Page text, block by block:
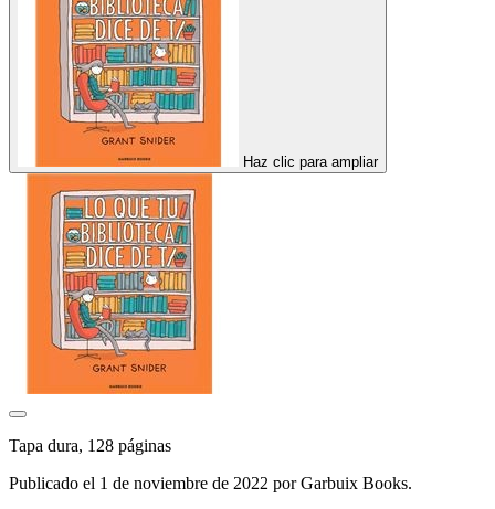
Haz clic para ampliar
Tapa dura, 128 páginas
Publicado el 1 de noviembre de 2022 por Garbuix Books.